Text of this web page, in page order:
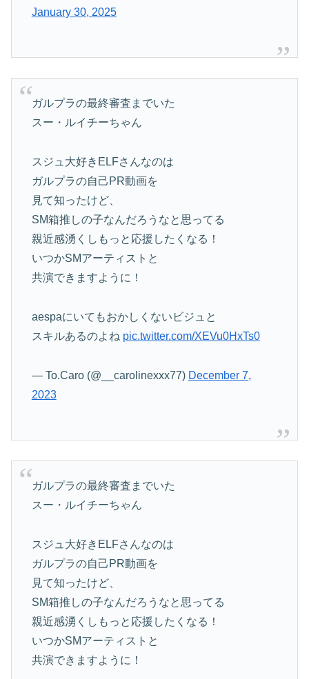
January 30, 2025
ガルプラの最終審査までいた
スー・ルイチーちゃん
スジュ大好きELFさんなのは
ガルプラの自己PR動画を
見て知ったけど、
SM箱推しの子なんだろうなと思ってる
親近感湧くしもっと応援したくなる！
いつかSMアーティストと
共演できますように！
aespaにいてもおかしくないビジュと
スキルあるのよね pic.twitter.com/XEVu0HxTs0
— To.Caro (@__carolinexxx77) December 7,
2023
ガルプラの最終審査までいた
スー・ルイチーちゃん
スジュ大好きELFさんなのは
ガルプラの自己PR動画を
見て知ったけど、
SM箱推しの子なんだろうなと思ってる
親近感湧くしもっと応援したくなる！
いつかSMアーティストと
共演できますように！